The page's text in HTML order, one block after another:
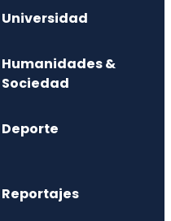
Universidad
Humanidades &
Sociedad
Deporte
Reportajes